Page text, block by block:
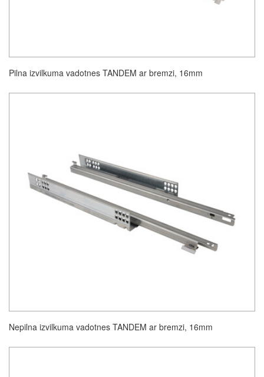
Pilna izvilkuma vadotnes TANDEM ar bremzi, 16mm
Nepilna izvilkuma vadotnes TANDEM ar bremzi, 16mm